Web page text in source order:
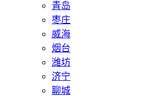
青岛
枣庄
威海
烟台
潍坊
济宁
聊城